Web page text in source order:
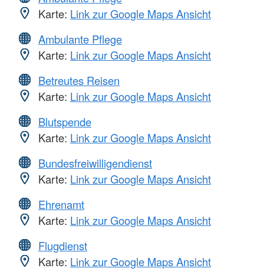
Karte: Link zur Google Maps Ansicht
Ambulante Pflege
Karte: Link zur Google Maps Ansicht
Betreutes Reisen
Karte: Link zur Google Maps Ansicht
Blutspende
Karte: Link zur Google Maps Ansicht
Bundesfreiwilligendienst
Karte: Link zur Google Maps Ansicht
Ehrenamt
Karte: Link zur Google Maps Ansicht
Flugdienst
Karte: Link zur Google Maps Ansicht